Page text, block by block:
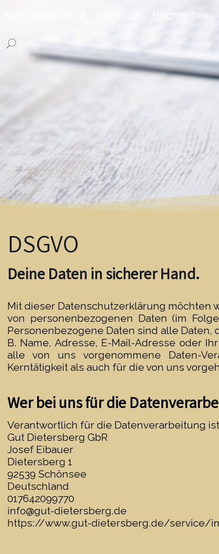
Hochzeiten
DSGVO
Deine Daten in sicherer Hand.
Mit dieser Datenschutzerklärung möchten
von personenbezogenen Daten (im
Personenbezogene Daten sind alle
B. Name, Adresse, E-Mail-Adresse oder
alle von uns vorgenommene Daten-
Kerntätigkeit als auch für die von uns
Wer bei uns für die
Verantwortlich für die Datenverarbeitung
Gut Dietersberg GbR
Josef Eibauer
Dietersberg 1
92539 Schönsee
Deutschland
017642099770
info@gut-dietersberg.de
https://www.gut-dietersberg.de/service/